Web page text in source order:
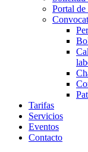
Portal de
Tarifas
Servicios
Eventos
Contacto